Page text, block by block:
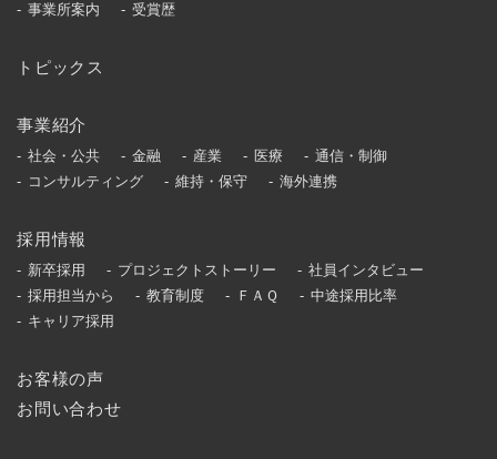
事業所案内
受賞歴
トピックス
事業紹介
社会・公共 金融 産業 医療
通信・制御
コンサルティング
維持・保守 海外連携
採用情報
新卒採用 プロジェクトストーリー
社員インタビュー
採用担当から
教育制度 ＦＡＱ
中途採用比率
キャリア採用
お客様の声
お問い合わせ